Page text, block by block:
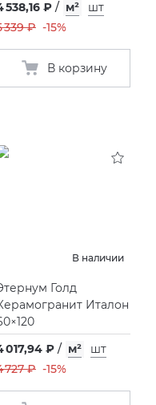
538,16 ₽ / м²
шт
339 ₽ -15%
В корзину
В наличии
Голд
Италон
017,94 ₽ / м²
шт
727 ₽ -15%